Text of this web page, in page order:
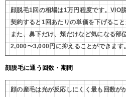
顔脱毛1回の相場は1万円程度です。VIO
契約すると1回あたりの単価を下げるこ
また、鼻下だけ、頬だけなど気になる部
2,000〜3,000円に抑えることができます。
顔脱毛に通う回数・期間
顔の産毛は光が反応しにくく最も回数が